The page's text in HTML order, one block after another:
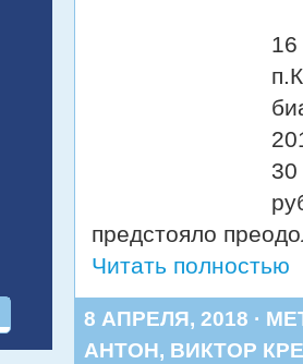
30
предстояло
Читать полностью
8 АПРЕЛЯ, 2018 ·
АНТОН, ВИКТОР